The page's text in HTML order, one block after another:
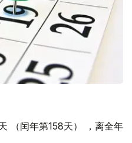
（闰年第158天） ，离全年